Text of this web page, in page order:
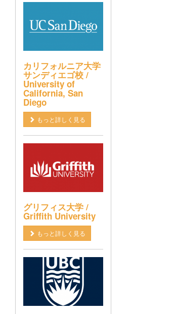
カリフォルニア大学
サンディエゴ校 /
University of
California, San
Diego
もっと詳しく見る
グリフィス大学 /
Griffith University
もっと詳しく見る